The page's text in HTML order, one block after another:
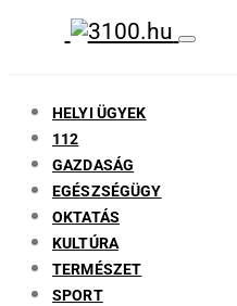
HELYI ÜGYEK
112
GAZDASÁG
EGÉSZSÉGÜGY
OKTATÁS
KULTÚRA
TERMÉSZET
SPORT